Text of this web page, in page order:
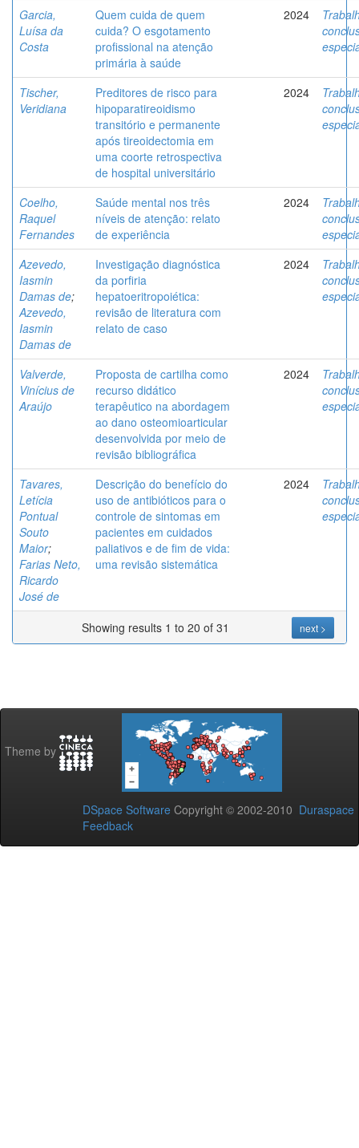
Garcia,
Luísa da
Costa
Quem cuida de quem
cuida? O esgotamento
profissional na atenção
primária à saúde
2024
Tischer,
Veridiana
Preditores de risco para
hipoparatireoidismo
transitório e permanente
após tireoidectomia em
uma coorte retrospectiva
de hospital universitário
2024
Coelho,
Raquel
Fernandes
Saúde mental nos três
níveis de atenção: relato
de experiência
2024
Azevedo,
Iasmin
Damas de;
Azevedo,
Iasmin
Damas de
Investigação diagnóstica
da porfiria
hepatoeritropoiética:
revisão de literatura com
relato de caso
2024
Valverde,
Vinícius de
Araújo
Proposta de cartilha como
recurso didático
terapêutico na abordagem
ao dano osteomioarticular
desenvolvida por meio de
revisão bibliográfica
2024
Tavares,
Letícia
Pontual
Souto
Maior;
Farias Neto,
Ricardo
José de
Descrição do benefício do
uso de antibióticos para o
controle de sintomas em
pacientes em cuidados
paliativos e de fim de vida:
uma revisão sistemática
2024
Showing results 1 to 20 of 31 next >
Theme by
DSpace Software Copyright © 2002-2010 Duraspace
Feedback